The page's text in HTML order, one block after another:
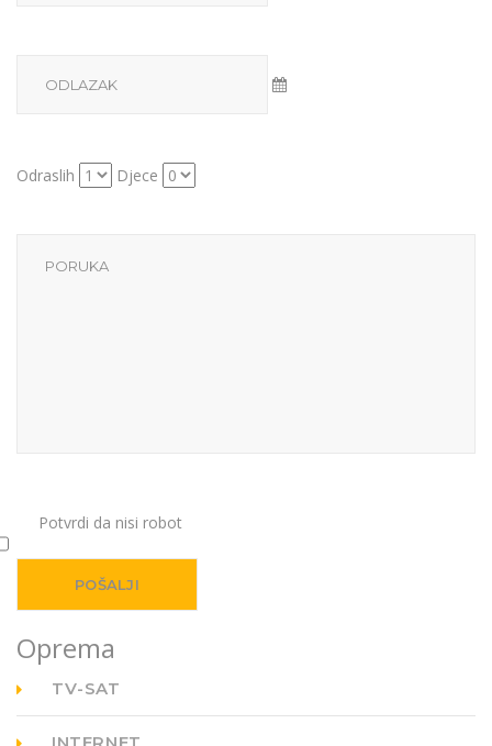
Odraslih Djece
Potvrdi da nisi robot
Oprema
TV-SAT